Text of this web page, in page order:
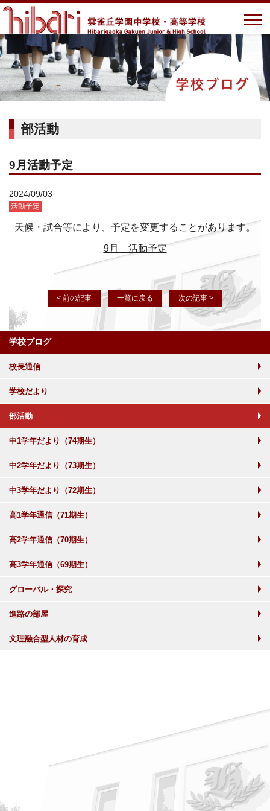
部活動
9月活動予定
2024/09/03
活動予定
天候・試合等により、予定を変更することがあります。
9月 活動予定
< 前の記事 一覧に戻る 次の記事 >
学校ブログ
校長通信
学校だより
部活動
中1学年だより（74期生）
中2学年だより（73期生）
中3学年だより（72期生）
高1学年通信（71期生）
高2学年通信（70期生）
高3学年通信（69期生）
グローバル・探究
進路の部屋
文理融合型人材の育成